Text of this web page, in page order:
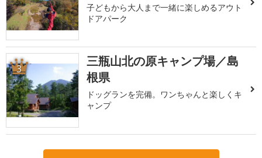
子どもから大人まで一緒に楽しめるアウト
ドアパーク
3
三瓶山北の原キャンプ場／島
根県
ドッグランを完備。ワンちゃんと楽しくキ
ャンプ